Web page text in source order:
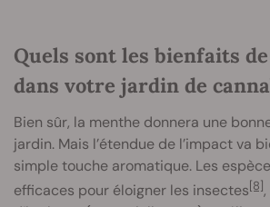
Quels sont les bienfaits
dans votre jardin de
Bien sûr, la menthe donnera une
jardin. Mais l’étendue de l’impact va
simple touche aromatique. Les
efficaces pour éloigner les insectes[8]